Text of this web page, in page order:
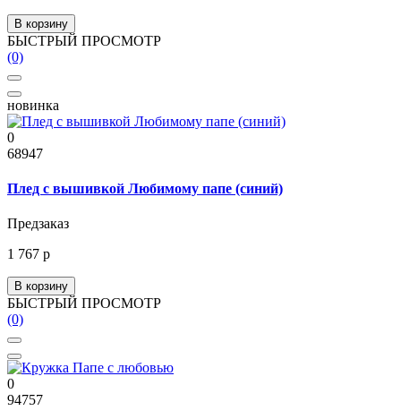
В корзину
БЫСТРЫЙ ПРОСМОТР
(0)
новинка
0
68947
Плед с вышивкой Любимому папе (синий)
Предзаказ
1 767 р
В корзину
БЫСТРЫЙ ПРОСМОТР
(0)
0
94757